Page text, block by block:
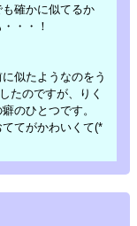
も確かに似てるか
・・・！
に似たようなのをう
たのですが、りく
のひとつです。
ててがかわいくて(*